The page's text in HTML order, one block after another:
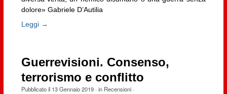
dolore» Gabriele D’Autilia
Leggi →
Guerrevisioni. Consenso,
terrorismo e conflitto
Pubblicato il 13 Gennaio 2019· in Recensioni·